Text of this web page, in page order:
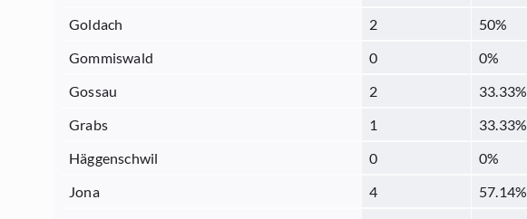
Goldach
2 50%
Gommiswald
0 0%
Gossau
2 33.33%
Grabs
1 33.33%
Häggenschwil
0 0%
Jona
4 57.14%